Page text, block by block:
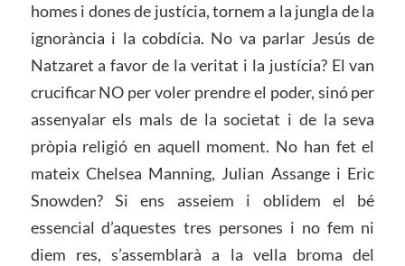
homes i dones de justícia, tornem a la jungla de la
ignorància i la cobdícia. No va parlar Jesús de
Natzaret a favor de la veritat i la justícia? El van
crucificar NO per voler prendre el poder, sinó per
assenyalar els mals de la societat i de la seva
pròpia religió en aquell moment. No han fet el
mateix Chelsea Manning, Julian Assange i Eric
Snowden? Si ens asseiem i oblidem el bé
essencial d’aquestes tres persones i no fem ni
diem res, s’assemblarà a la vella broma del